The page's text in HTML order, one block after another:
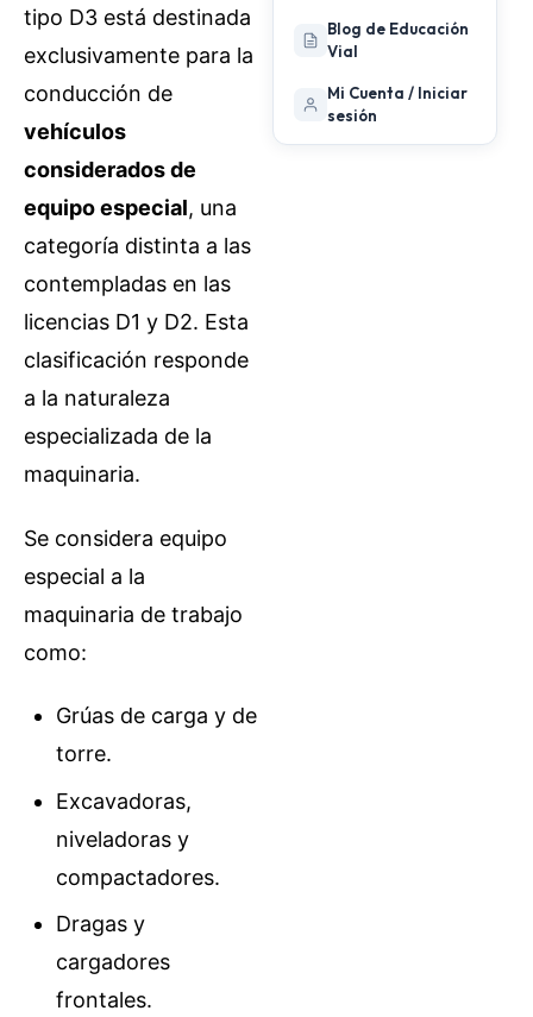
tipo D3 está destinada
exclusivamente para la
conducción de
vehículos
considerados de
equipo especial, una
categoría distinta a las
contempladas en las
licencias D1 y D2. Esta
clasificación responde
a la naturaleza
especializada de la
maquinaria.
Se considera equipo
especial a la
maquinaria de trabajo
como:
Grúas de carga y de
torre.
Excavadoras,
niveladoras y
compactadores.
Dragas y
cargadores
frontales.
Blog de Educación
Vial
Mi Cuenta / Iniciar
sesión